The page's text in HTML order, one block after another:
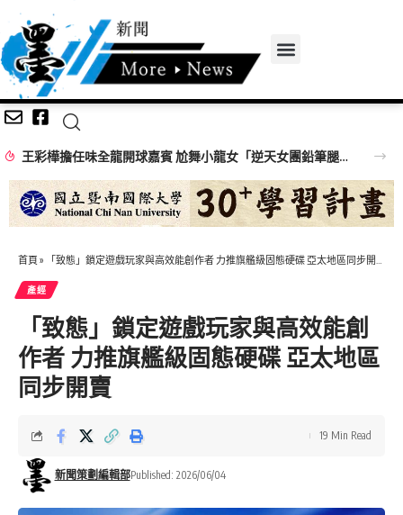
王彩樺擔任味全龍開球嘉賓 尬舞小龍女「逆天女團鉛筆腿」搶鏡
首頁 » 「致態」鎖定遊戲玩家與高效能創作者 力推旗艦級固態硬碟 亞太地區同步開賣
產經
「致態」鎖定遊戲玩家與高效能創
作者 力推旗艦級固態硬碟 亞太地區
同步開賣
新聞策劃編輯部Published: 2026/06/04
19 Min Read